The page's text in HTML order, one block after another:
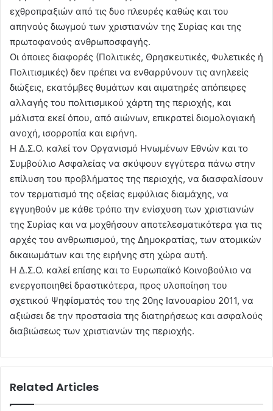
εχθροπραξιών από τις δυο πλευρές καθώς και του
απηνούς διωγμού των χριστιανών της Συρίας και της
πρωτοφανούς ανθρωποσφαγής.
Οι όποιες διαφορές (Πολιτικές, Θρησκευτικές, Φυλετικές ή
Πολιτισμικές) δεν πρέπει να ενθαρρύνουν τις ανηλεείς
διώξεις, εκατόμβες θυμάτων και αιματηρές απόπειρες
αλλαγής του πολιτισμικού χάρτη της περιοχής, και
μάλιστα εκεί όπου, από αιώνων, επικρατεί διομολογιακή
ανοχή, ισορροπία και ειρήνη.
Η Δ.Σ.Ο. καλεί τον Οργανισμό Ηνωμένων Εθνών και το
Συμβούλιο Ασφαλείας να σκύψουν εγγύτερα πάνω στην
επίλυση του προβλήματος της περιοχής, να διασφαλίσουν
τον τερματισμό της οξείας εμφύλιας διαμάχης, να
εγγυηθούν με κάθε τρόπο την ενίσχυση των χριστιανών
της Συρίας και να μοχθήσουν αποτελεσματικότερα για τις
αρχές του ανθρωπισμού, της Δημοκρατίας, των ατομικών
δικαιωμάτων και της ειρήνης στη χώρα αυτή.
Η Δ.Σ.Ο. καλεί επίσης και το Ευρωπαϊκό Κοινοβούλιο να
ενεργοποιηθεί δραστικότερα, προς υλοποίηση του
σχετικού Ψηφίσματός του της 20ης Ιανουαρίου 2011, να
αξιώσει δε την προστασία της διατηρήσεως και ασφαλούς
διαβιώσεως των χριστιανών της περιοχής.
Related Articles